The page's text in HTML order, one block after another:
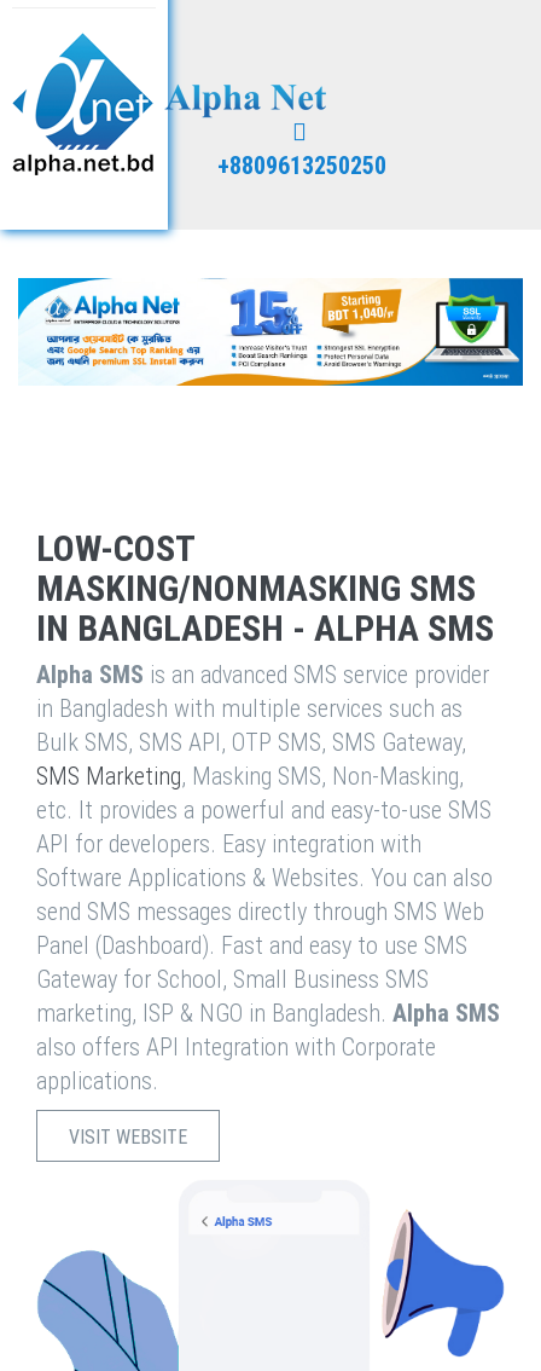
+8809613250250
LOW-COST
MASKING/NONMASKING SMS
IN BANGLADESH - ALPHA SMS
Alpha SMS is an advanced SMS service provider
in Bangladesh with multiple services such as
Bulk SMS, SMS API, OTP SMS, SMS Gateway,
SMS Marketing, Masking SMS, Non-Masking,
etc. It provides a powerful and easy-to-use SMS
API for developers. Easy integration with
Software Applications & Websites. You can also
send SMS messages directly through SMS Web
Panel (Dashboard). Fast and easy to use SMS
Gateway for School, Small Business SMS
marketing, ISP & NGO in Bangladesh. Alpha SMS
also offers API Integration with Corporate
applications.
VISIT WEBSITE